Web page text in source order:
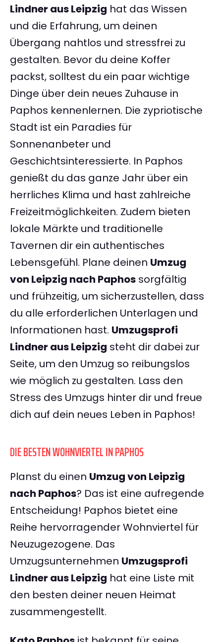
Lindner aus Leipzig hat das Wissen
und die Erfahrung, um deinen
Übergang nahtlos und stressfrei zu
gestalten. Bevor du deine Koffer
packst, solltest du ein paar wichtige
Dinge über dein neues Zuhause in
Paphos kennenlernen. Die zypriotische
Stadt ist ein Paradies für
Sonnenanbeter und
Geschichtsinteressierte. In Paphos
genießt du das ganze Jahr über ein
herrliches Klima und hast zahlreiche
Freizeitmöglichkeiten. Zudem bieten
lokale Märkte und traditionelle
Tavernen dir ein authentisches
Lebensgefühl. Plane deinen Umzug
von Leipzig nach Paphos sorgfältig
und frühzeitig, um sicherzustellen, dass
du alle erforderlichen Unterlagen und
Informationen hast. Umzugsprofi
Lindner aus Leipzig steht dir dabei zur
Seite, um den Umzug so reibungslos
wie möglich zu gestalten. Lass den
Stress des Umzugs hinter dir und freue
dich auf dein neues Leben in Paphos!
DIE BESTEN WOHNVIERTEL IN PAPHOS
Planst du einen Umzug von Leipzig
nach Paphos? Das ist eine aufregende
Entscheidung! Paphos bietet eine
Reihe hervorragender Wohnviertel für
Neuzugezogene. Das
Umzugsunternehmen Umzugsprofi
Lindner aus Leipzig hat eine Liste mit
den besten deiner neuen Heimat
zusammengestellt.